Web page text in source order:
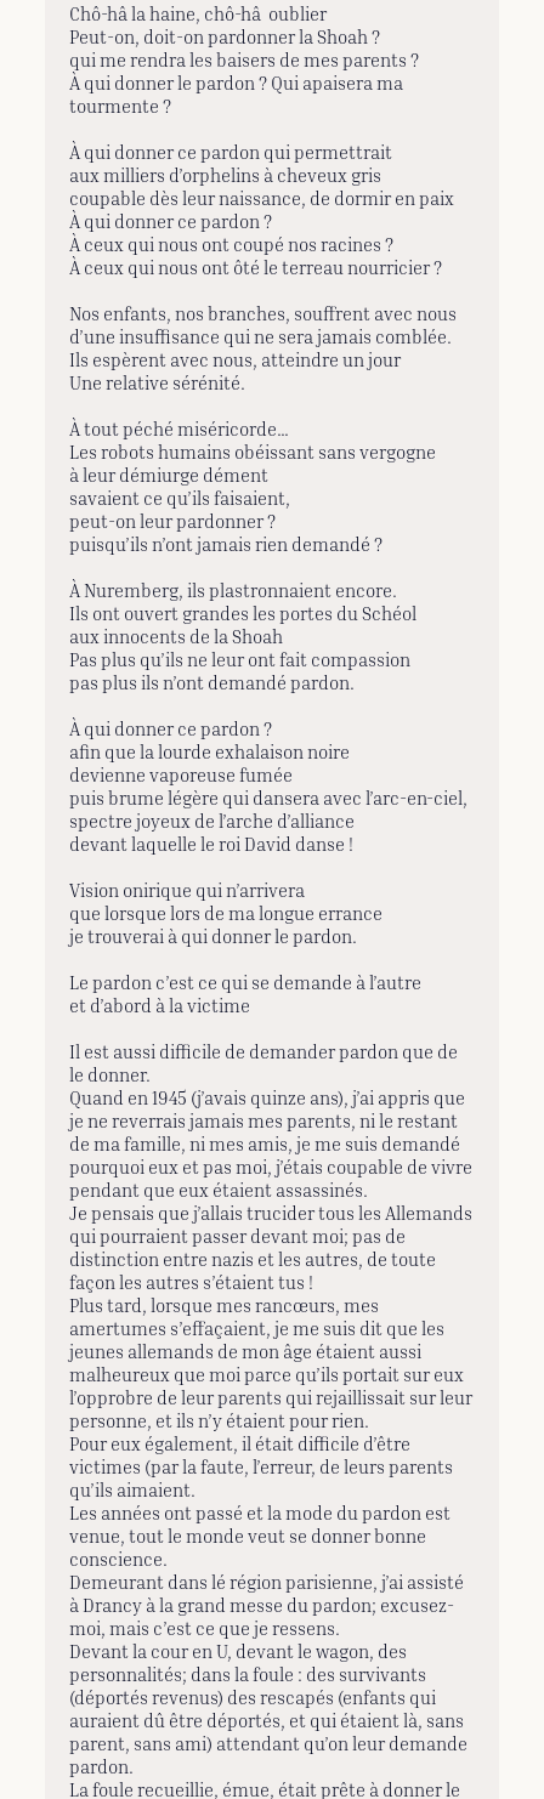
Chô-hâ la haine, chô-hâ oublier
Peut-on, doit-on pardonner la Shoah ?
qui me rendra les baisers de mes parents ?
À qui donner le pardon ? Qui apaisera ma
tourmente ?
À qui donner ce pardon qui permettrait
aux milliers d’orphelins à cheveux gris
coupable dès leur naissance, de dormir en paix
À qui donner ce pardon ?
À ceux qui nous ont coupé nos racines ?
À ceux qui nous ont ôté le terreau nourricier ?
Nos enfants, nos branches, souffrent avec nous
d’une insuffisance qui ne sera jamais comblée.
Ils espèrent avec nous, atteindre un jour
Une relative sérénité.
À tout péché miséricorde…
Les robots humains obéissant sans vergogne
à leur démiurge dément
savaient ce qu’ils faisaient,
peut-on leur pardonner ?
puisqu’ils n’ont jamais rien demandé ?
À Nuremberg, ils plastronnaient encore.
Ils ont ouvert grandes les portes du Schéol
aux innocents de la Shoah
Pas plus qu’ils ne leur ont fait compassion
pas plus ils n’ont demandé pardon.
À qui donner ce pardon ?
afin que la lourde exhalaison noire
devienne vaporeuse fumée
puis brume légère qui dansera avec l’arc-en-ciel,
spectre joyeux de l’arche d’alliance
devant laquelle le roi David danse !
Vision onirique qui n’arrivera
que lorsque lors de ma longue errance
je trouverai à qui donner le pardon.
Le pardon c’est ce qui se demande à l’autre
et d’abord à la victime
Il est aussi difficile de demander pardon que de
le donner.
Quand en 1945 (j’avais quinze ans), j’ai appris que
je ne reverrais jamais mes parents, ni le restant
de ma famille, ni mes amis, je me suis demandé
pourquoi eux et pas moi, j’étais coupable de vivre
pendant que eux étaient assassinés.
Je pensais que j’allais trucider tous les Allemands
qui pourraient passer devant moi; pas de
distinction entre nazis et les autres, de toute
façon les autres s’étaient tus !
Plus tard, lorsque mes rancœurs, mes
amertumes s’effaçaient, je me suis dit que les
jeunes allemands de mon âge étaient aussi
malheureux que moi parce qu’ils portait sur eux
l’opprobre de leur parents qui rejaillissait sur leur
personne, et ils n’y étaient pour rien.
Pour eux également, il était difficile d’être
victimes (par la faute, l’erreur, de leurs parents
qu’ils aimaient.
Les années ont passé et la mode du pardon est
venue, tout le monde veut se donner bonne
conscience.
Demeurant dans lé région parisienne, j’ai assisté
à Drancy à la grand messe du pardon; excusez-
moi, mais c’est ce que je ressens.
Devant la cour en U, devant le wagon, des
personnalités; dans la foule : des survivants
(déportés revenus) des rescapés (enfants qui
auraient dû être déportés, et qui étaient là, sans
parent, sans ami) attendant qu’on leur demande
pardon.
La foule recueillie, émue, était prête à donner le